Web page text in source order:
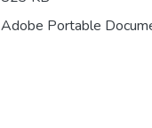
Adobe Portable